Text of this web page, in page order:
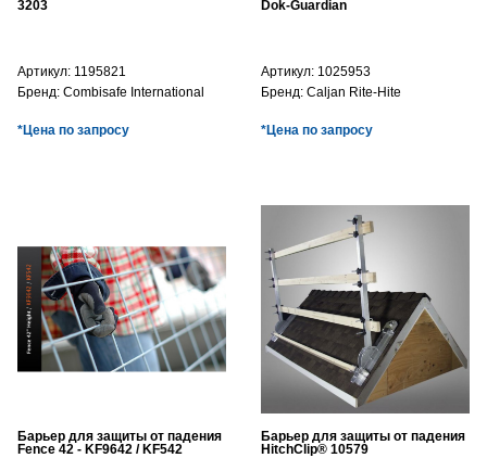
3203
Артикул: 1195821
Бренд: Combisafe International
*Цена по запросу
Dok-Guardian
Артикул: 1025953
Бренд: Caljan Rite-Hite
*Цена по запросу
Барьер для защиты от падения
Fence 42 - KF9642 / KF542
Барьер для защиты от падения
HitchClip® 10579